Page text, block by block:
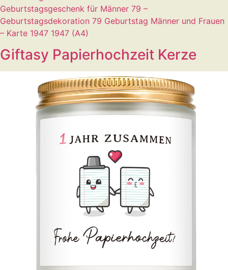
Geburtstagsgeschenk für Männer 79 –
Geburtstagsdekoration 79 Geburtstag Männer und Frauen
– Karte 1947 1947 (A4)
Giftasy Papierhochzeit Kerze